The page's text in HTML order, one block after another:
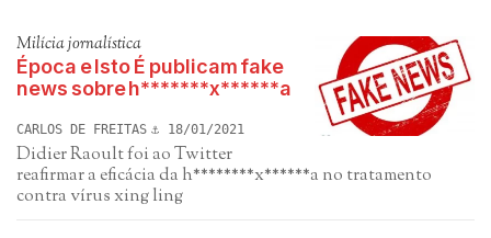
Milícia jornalística
Época e Isto É publicam fake
news sobre h*******x******a
CARLOS DE FREITAS 18/01/2021
Didier Raoult foi ao Twitter
reafirmar a eficácia da h********x******a no tratamento
contra vírus xing ling